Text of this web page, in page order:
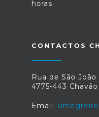
horas
CONTACTOS
Rua de São João
4775-443
Email: